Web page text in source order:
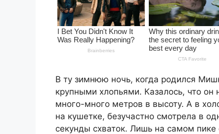
В ту зимнюю ночь, когда родился
крупными хлопьями. Казалось, что он
много-много метров в высоту. А в
на кушетке, безучастно смотрела в
секунды схваток. Лишь на самом